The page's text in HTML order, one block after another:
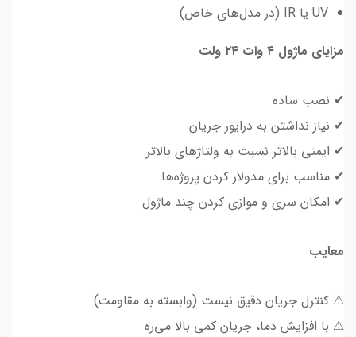
UV یا IR (در مدل‌های خاص)
مزایای ماژول ۴ وات ۲۴ ولت
✔ نصب ساده
✔ نیاز نداشتن به درایور جریان
✔ ایمنی بالاتر نسبت به ولتاژهای بالاتر
✔ مناسب برای مدولار کردن پروژه‌ها
✔ امکان سری و موازی کردن چند ماژول
معایب
⚠ کنترل جریان دقیق نیست (وابسته به مقاومت)
⚠ با افزایش دما، جریان کمی بالا می‌ره